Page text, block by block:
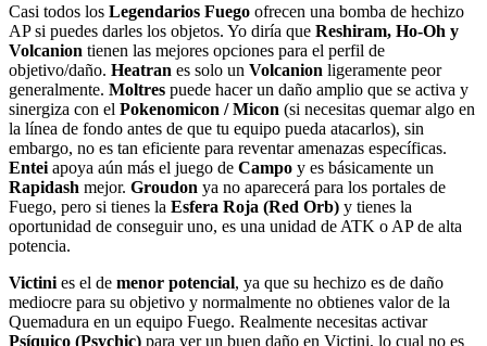
Casi todos los Legendarios Fuego ofrecen una bomba de hechizo
AP si puedes darles los objetos. Yo diría que Reshiram, Ho-Oh y
Volcanion tienen las mejores opciones para el perfil de
objetivo/daño. Heatran es solo un Volcanion ligeramente peor
generalmente. Moltres puede hacer un daño amplio que se activa y
sinergiza con el Pokenomicon / Micon (si necesitas quemar algo en
la línea de fondo antes de que tu equipo pueda atacarlos), sin
embargo, no es tan eficiente para reventar amenazas específicas.
Entei apoya aún más el juego de Campo y es básicamente un
Rapidash mejor. Groudon ya no aparecerá para los portales de
Fuego, pero si tienes la Esfera Roja (Red Orb) y tienes la
oportunidad de conseguir uno, es una unidad de ATK o AP de alta
potencia.
Victini es el de menor potencial, ya que su hechizo es de daño
mediocre para su objetivo y normalmente no obtienes valor de la
Quemadura en un equipo Fuego. Realmente necesitas activar
Psíquico (Psychic) para ver un buen daño en Victini, lo cual no es